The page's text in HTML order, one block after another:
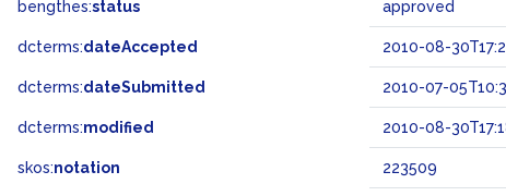
bengthes:status approved
dcterms:dateAccepted 2010-08-
dcterms:dateSubmitted 2010-07-
dcterms:modified 2010-08-
skos:notation 223509